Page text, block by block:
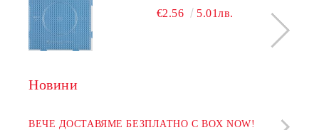
€2.56 5.01лв.
Новини
ВЕЧЕ ДОСТАВЯМЕ БЕЗПЛАТНО С BOX NOW!